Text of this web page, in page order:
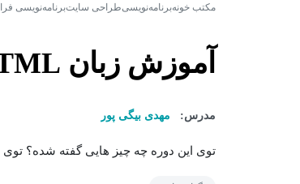
مکتب خونهبرنامه‌نویسیطراحی سایتبرنامه‌نویسی
آموزش زبان HTML
مدرس: مهدی بیگی پور
توی این دوره چه چیز هایی گفته شده؟